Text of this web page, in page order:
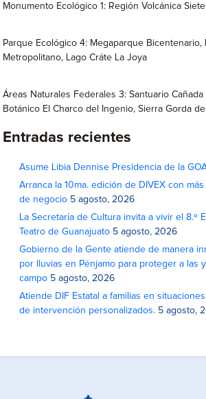
Monumento Ecológico 1: Región Volcánica
Parque Ecológico 4: Megaparque Bicentenario,
Metropolitano, Lago Cráte La Joya
Áreas Naturales Federales 3: Santuario
Botánico El Charco del Ingenio, Sierra Gorda
Entradas recientes
Asume Libia Dennise Presidencia de la
Arranca la 10ma. edición de DIVEX con
de negocio 5 agosto, 2026
La Secretaría de Cultura invita a vivir el 8.º
Teatro de Guanajuato 5 agosto, 2026
Gobierno de la Gente atiende de manera
por lluvias en Pénjamo para proteger a las
campo 5 agosto, 2026
Atiende DIF Estatal a familias en
de intervención personalizados. 5 agosto,